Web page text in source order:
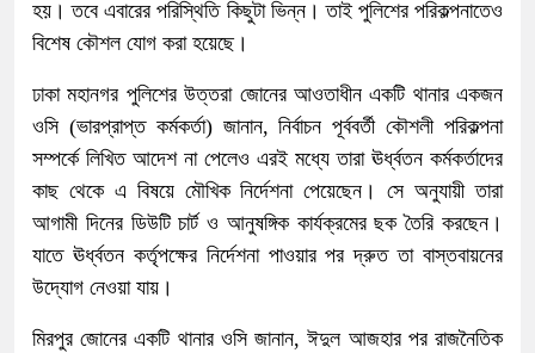
হয়। তবে এবারের পরিস্থিতি কিছুটা ভিন্ন। তাই পুলিশের পরিকল্পনাতেও
বিশেষ কৌশল যোগ করা হয়েছে।
ঢাকা মহানগর পুলিশের উত্তরা জোনের আওতাধীন একটি থানার একজন
ওসি (ভারপ্রাপ্ত কর্মকর্তা) জানান, নির্বাচন পূর্ববর্তী কৌশলী পরিকল্পনা
সম্পর্কে লিখিত আদেশ না পেলেও এরই মধ্যে তারা ঊর্ধ্বতন কর্মকর্তাদের
কাছ থেকে এ বিষয়ে মৌখিক নির্দেশনা পেয়েছেন। সে অনুযায়ী তারা
আগামী দিনের ডিউটি চার্ট ও আনুষঙ্গিক কার্যক্রমের ছক তৈরি করছেন।
যাতে ঊর্ধ্বতন কর্তৃপক্ষের নির্দেশনা পাওয়ার পর দ্রুত তা বাস্তবায়নের
উদ্যোগ নেওয়া যায়।
মিরপুর জোনের একটি থানার ওসি জানান, ঈদুল আজহার পর রাজনৈতিক